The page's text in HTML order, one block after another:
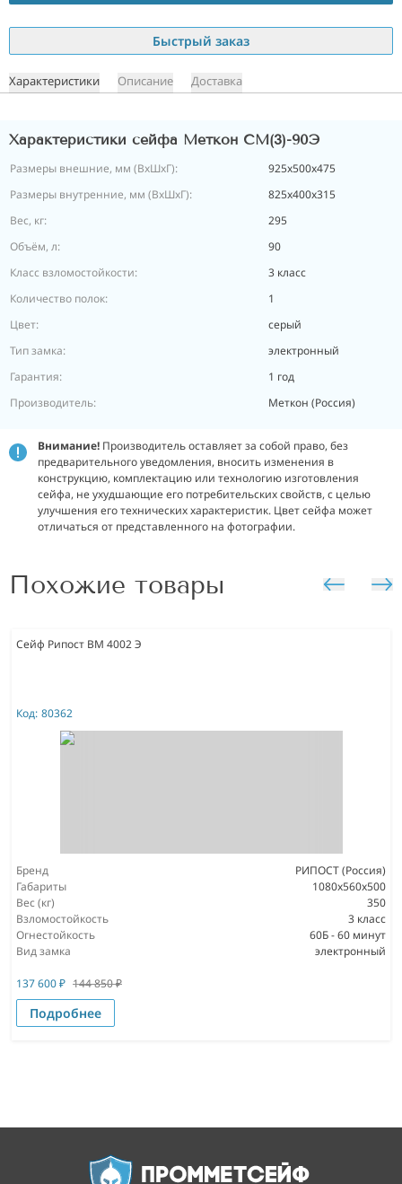
Быстрый заказ
Характеристики Описание Доставка
Характеристики сейфа Меткон СМ(3)-90Э
Размеры внешние, мм (ВхШхГ):
925x500x475
Размеры внутренние, мм (ВхШхГ):
825x400x315
Вес, кг:
295
Объём, л:
90
Класс взломостойкости:
3 класс
Количество полок:
1
Цвет:
серый
Тип замка:
электронный
Гарантия:
1 год
Производитель:
Меткон (Россия)
Внимание! Производитель оставляет за собой право, без
предварительного уведомления, вносить изменения в
конструкцию, комплектацию или технологию изготовления
сейфа, не ухудшающие его потребительских свойств, с целью
улучшения его технических характеристик. Цвет сейфа может
отличаться от представленного на фотографии.
Похожие товары
Сейф Рипост ВМ 4002 Э
Код: 80362
Бренд
РИПОСТ (Россия)
Габариты
1080x560x500
Вес (кг)
350
Взломостойкость
3 класс
Огнестойкость
60Б - 60 минут
Вид замка
электронный
137 600₽ 144 850₽
Подробнее